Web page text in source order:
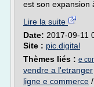
est son expansion
Lire la suite
Date: 2017-09-11
Site : pic.digital
Thèmes liés : e
vendre a l'etranger
ligne e commerce /